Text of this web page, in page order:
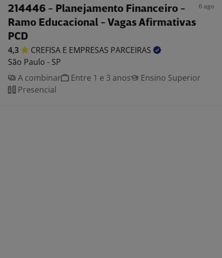
214446 - Planejamento Financeiro -
Ramo Educacional - Vagas Afirmativas
PCD
6 ago
4,3 CREFISA E EMPRESAS PARCEIRAS
São Paulo - SP
A combinar
Entre 1 e 3 anos
Ensino Superior
Presencial